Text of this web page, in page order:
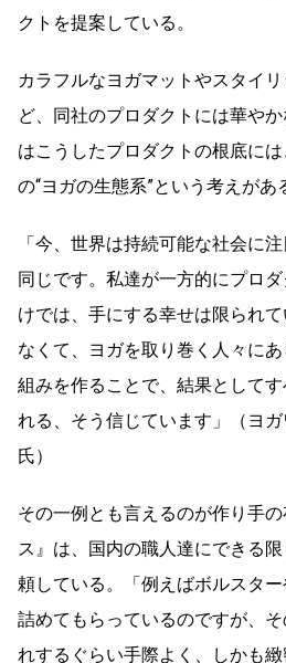
クトを提案している。
カラフルなヨガマットやスタイ
ど、同社のプロダクトには華や
はこうしたプロダクトの根底に
の“ヨガの生態系”という考えがあ
「今、世界は持続可能な社会に
同じです。私達が一方的にプロ
けでは、手にする幸せは限られ
なくて、ヨガを取り巻く人々に
組みを作ることで、結果として
れる、そう信じています」（ヨ
氏）
その一例とも言えるのが作り手
ス』は、国内の職人達にできる
頼している。「例えばボルスタ
詰めてもらっているのですが、
れするぐらい手際よく、しかも緻